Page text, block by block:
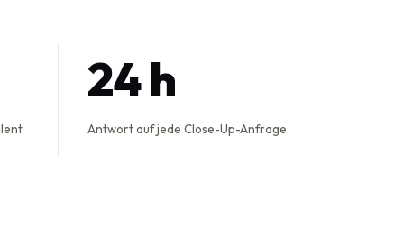
24 h
Antwort auf jede Close-Up-Anfrage